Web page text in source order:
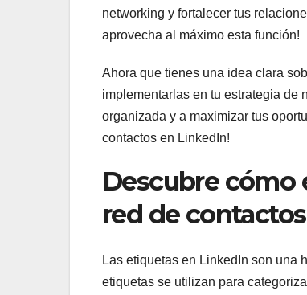
networking y fortalecer tus
aprovecha al máximo esta función!
Ahora que tienes una idea clara
implementarlas en tu estrategia de
organizada y a maximizar tus
contactos en LinkedIn!
Descubre
red de
Las etiquetas en LinkedIn son una
etiquetas se utilizan para